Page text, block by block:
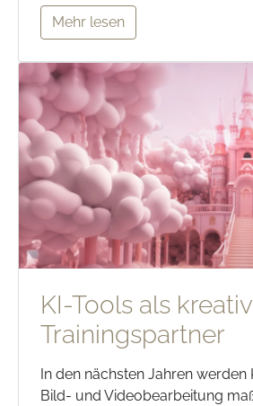
Mehr lesen
KI-Tools als
Trainingspartner
In den nächsten Jahren
Bild- und Videobearbeitung